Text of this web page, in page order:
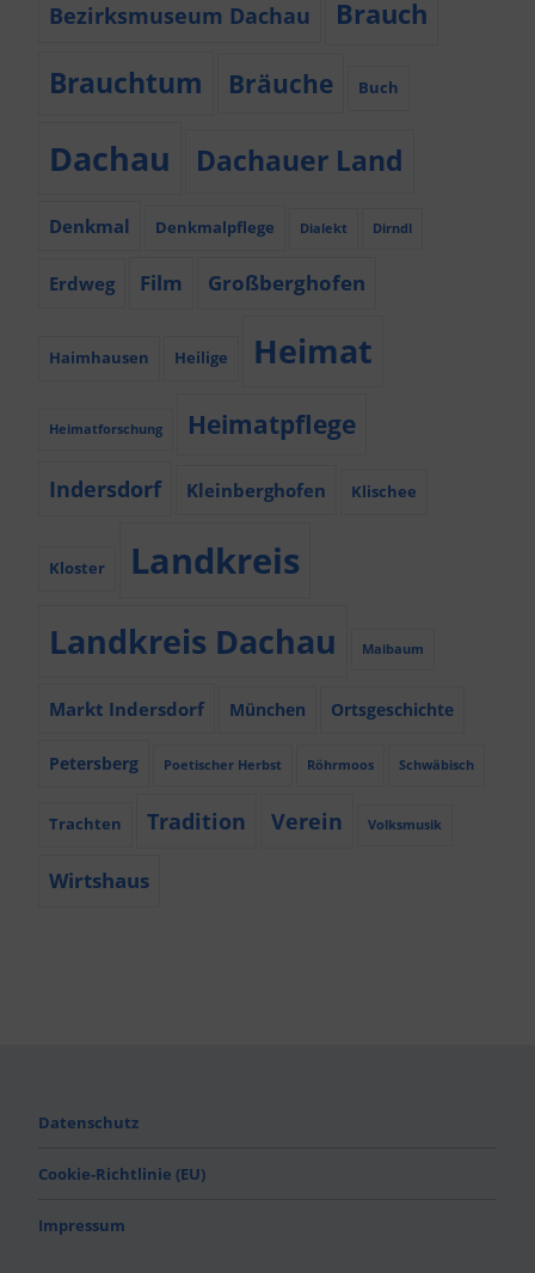
Bezirksmuseum Dachau Brauch
Brauchtum Bräuche Buch
Dachau Dachauer Land
Denkmal Denkmalpflege Dialekt Dirndl
Erdweg Film Großberghofen
Haimhausen Heilige Heimat
Heimatforschung Heimatpflege
Indersdorf Kleinberghofen Klischee
Kloster Landkreis
Landkreis Dachau Maibaum
Markt Indersdorf München Ortsgeschichte
Petersberg Poetischer Herbst Röhrmoos Schwäbisch
Trachten Tradition Verein Volksmusik
Wirtshaus
Datenschutz
Cookie-Richtlinie (EU)
Impressum